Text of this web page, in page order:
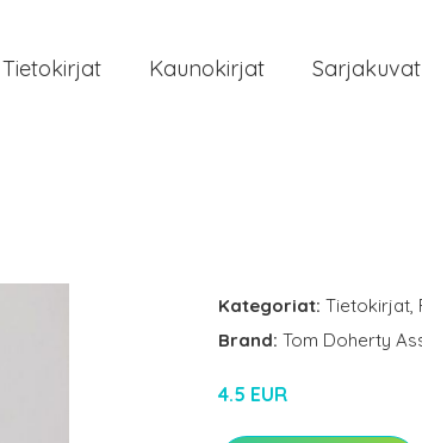
Tietokirjat Kaunokirjat Sarjakuvat
Kategoriat: Tietokirjat,
Brand: Tom Doherty
4.5 EUR